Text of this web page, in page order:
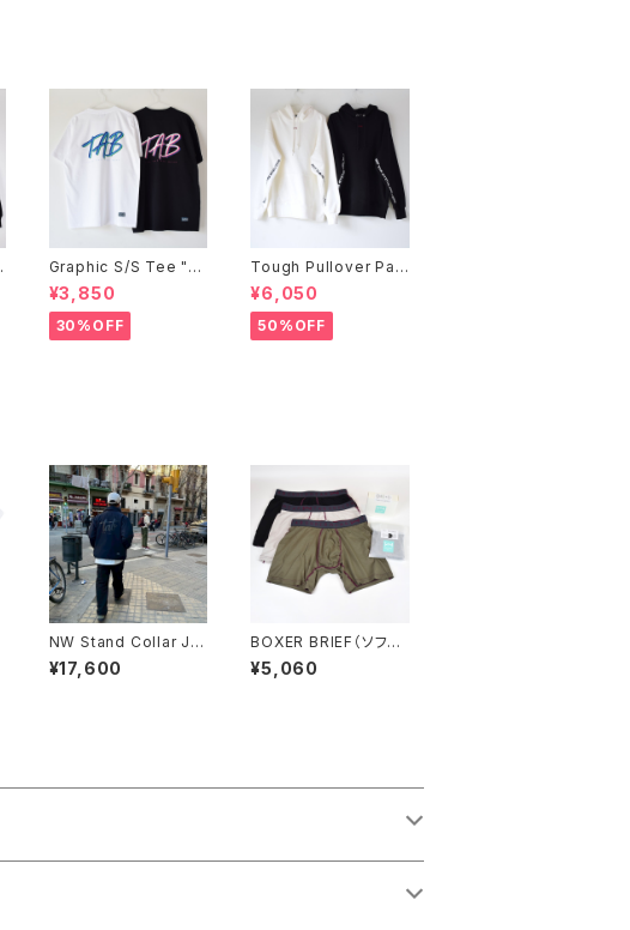
Graphic S/S Tee "B
＆G"
¥3,850
30%OFF
Tough Pullover Par
ka "MESSAGE"
¥6,050
50%OFF
NW Stand Collar JK
T
¥17,600
BOXER BRIEF（ソフト）
- オンライン限定エコパ
ッケージ（エコ割価格）
¥5,060